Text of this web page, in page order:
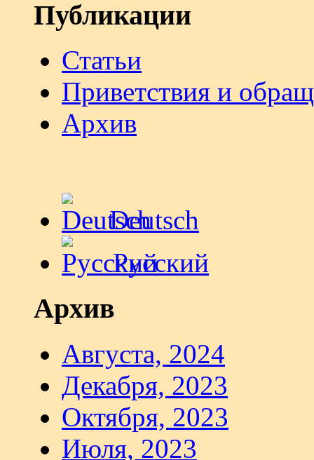
Публикации
Статьи
Приветствия и
Архив
Deutsch
Русский
Архив
Августа, 2024
Декабря, 2023
Октября, 2023
Июля, 2023